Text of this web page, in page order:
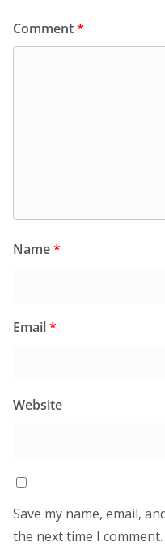
Comment*
Name*
Email*
Website
Save my name, email,
the next time I comment.